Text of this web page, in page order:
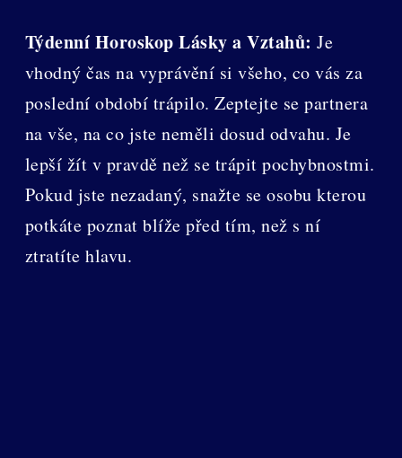
Týdenní Horoskop Lásky a Vztahů:Je
vhodný čas na vyprávění si všeho, co vás za
poslední období trápilo. Zeptejte se partnera
na vše, na co jste neměli dosud odvahu. Je
lepší žít v pravdě než se trápit pochybnostmi.
Pokud jste nezadaný, snažte se osobu kterou
potkáte poznat blíže před tím, než s ní
ztratíte hlavu.